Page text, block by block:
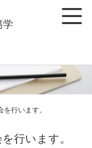
学
行います。
行います。